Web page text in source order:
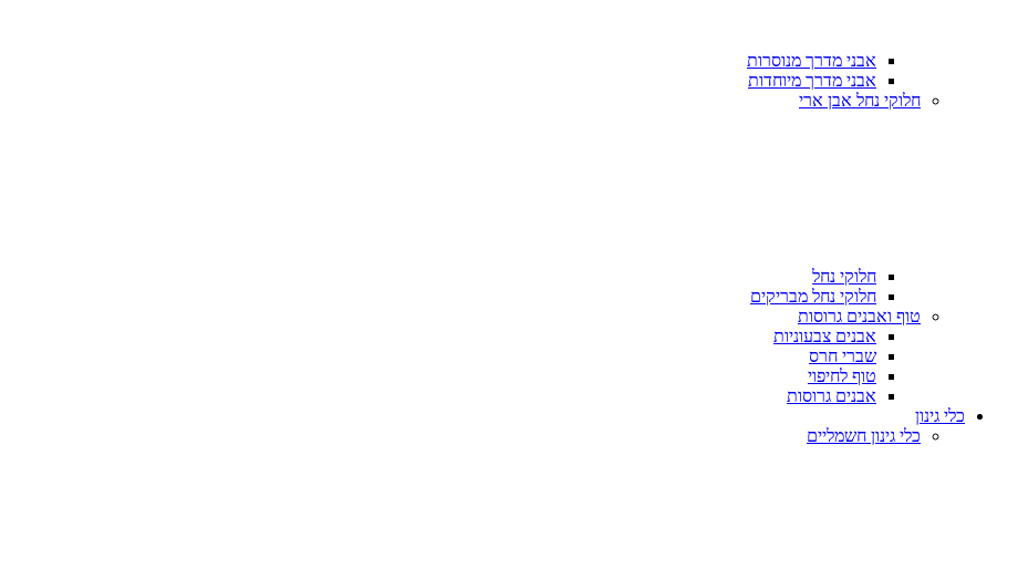
אבני מדרך מנוסרות
אבני מדרך מיוחדות
חלוקי נחל אבן ארי
חלוקי נחל
חלוקי נחל מבריקים
טוף ואבנים גרוסות
אבנים צבעוניות
שברי חרס
טוף לחיפוי
אבנים גרוסות
כלי גינון
כלי גינון חשמליים